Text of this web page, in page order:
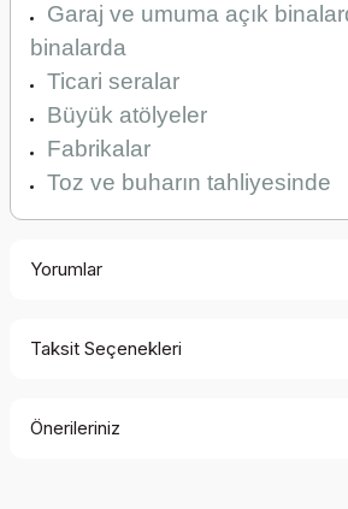
Garaj ve umuma açık
binalarda
Ticari seralar
Büyük atölyeler
Fabrikalar
Toz ve buharın tahliyesinde
Yorumlar
Taksit Seçenekleri
Önerileriniz